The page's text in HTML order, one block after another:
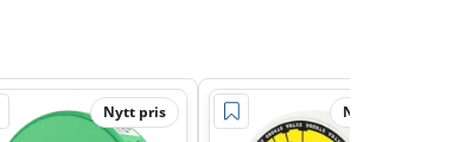
Nytt pris Nytt pris